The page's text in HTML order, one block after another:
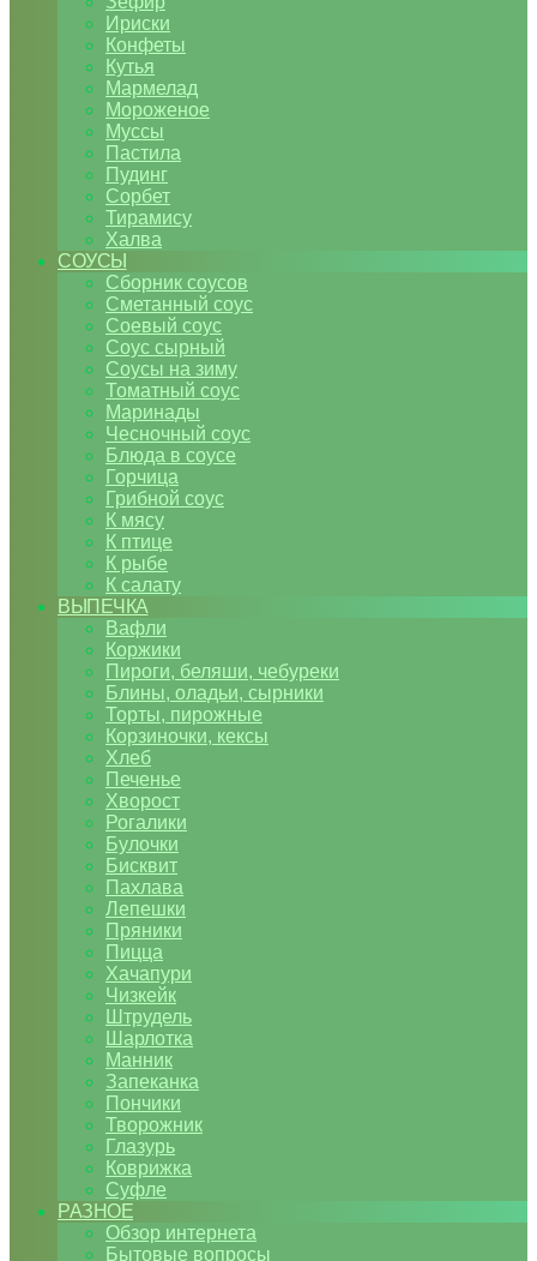
Ириски
Конфеты
Кутья
Мармелад
Мороженое
Муссы
Пастила
Пудинг
Сорбет
Тирамису
Халва
СОУСЫ
Сборник соусов
Сметанный соус
Соевый соус
Соус сырный
Соусы на зиму
Томатный соус
Маринады
Чесночный соус
Блюда в соусе
Горчица
Грибной соус
К мясу
К птице
К рыбе
К салату
ВЫПЕЧКА
Вафли
Коржики
Пироги, беляши, чебуреки
Блины, оладьи, сырники
Торты, пирожные
Корзиночки, кексы
Хлеб
Печенье
Хворост
Рогалики
Булочки
Бисквит
Пахлава
Лепешки
Пряники
Пицца
Хачапури
Чизкейк
Штрудель
Шарлотка
Манник
Запеканка
Пончики
Творожник
Глазурь
Коврижка
Суфле
РАЗНОЕ
Обзор интернета
Бытовые вопросы